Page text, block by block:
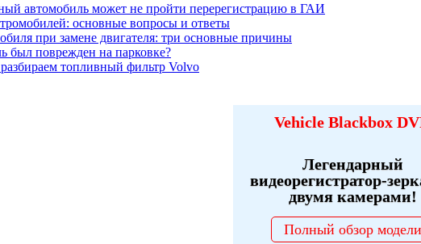
автомобиль может не пройти перерегистрацию в ГАИ
основные вопросы и ответы
при замене двигателя: три основные причины
был поврежден на парковке?
топливный фильтр Volvo
Vehicle Blackbox
Легендарный
видеорегистратор-
двумя камерами!
Полный обзор модели